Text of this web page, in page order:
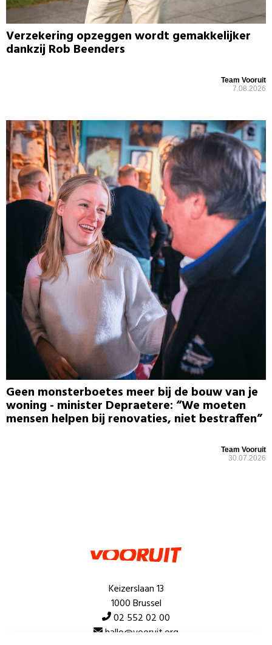
Verzekering opzeggen wordt gemakkelijker
dankzij Rob Beenders
Team Vooruit
7.08.2026
Geen monsterboetes meer bij de bouw van je
woning - minister Depraetere: “We moeten
mensen helpen bij renovaties, niet bestraffen”
Team Vooruit
30.07.2026
Keizerslaan 13
1000 Brussel
02 552 02 00
hallo@vooruit.org